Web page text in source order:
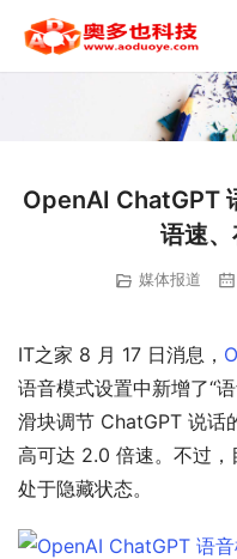
OpenAI ChatGPT
语速
媒体报道
IT之家 8 月 17 日消息，
语音模式设置中新增了“
滑块调节 ChatGPT 说话
高可达 2.0 倍速。不过
处于隐藏状态。